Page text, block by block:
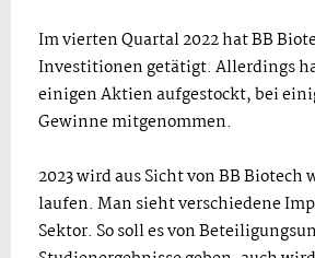
Im vierten Quartal 2022 hat BB
Investitionen getätigt. Allerdings
einigen Aktien aufgestockt, bei
Gewinne mitgenommen.
2023 wird aus Sicht von BB Biotech
laufen. Man sieht verschiedene
Sektor. So soll es von